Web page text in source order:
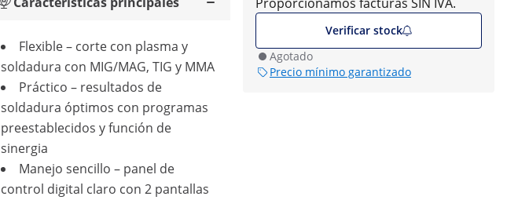
Verificar stock
Agotado
Precio mínimo garantizado
Flexible – corte con plasma y
soldadura con MIG/MAG, TIG y MMA
Práctico – resultados de
soldadura óptimos con programas
preestablecidos y función de
sinergia
Manejo sencillo – panel de
control digital claro con 2 pantallas